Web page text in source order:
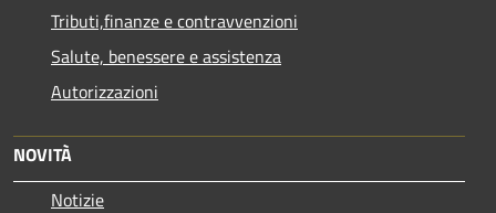
Tributi,finanze e contravvenzioni
Salute, benessere e assistenza
Autorizzazioni
NOVITÀ
Notizie